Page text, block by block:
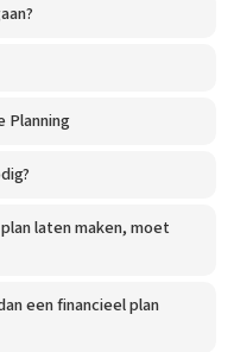
Planning
laten maken, moet
een financieel plan